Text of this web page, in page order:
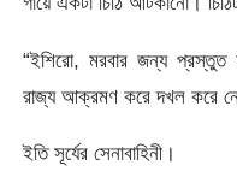
“ইশিরো, মরবার জন্য প্রস্তুত
রাজ্য আক্রমণ করে দখল করে
ইতি সূর্যের সেনাবাহিনী।